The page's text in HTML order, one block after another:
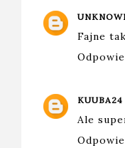
Fajne
KUUBA24
Ale